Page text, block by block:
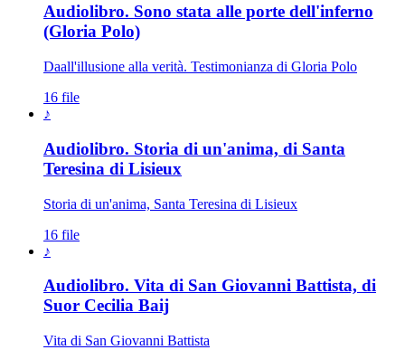
Audiolibro. Sono stata alle porte dell'inferno
(Gloria Polo)Novissimi · Morte · Giudizio ·
Daall'illusione alla verità. Testimonianza di Gloria Polo
16 file
♪
Audiolibro. Storia di un'anima, di Santa
Teresina di Lisieux
Storia di un'anima, Santa Teresina di Lisieux
16 file
♪
Audiolibro. Vita di San Giovanni Battista, di
Suor Cecilia Baij
Vita di San Giovanni Battista